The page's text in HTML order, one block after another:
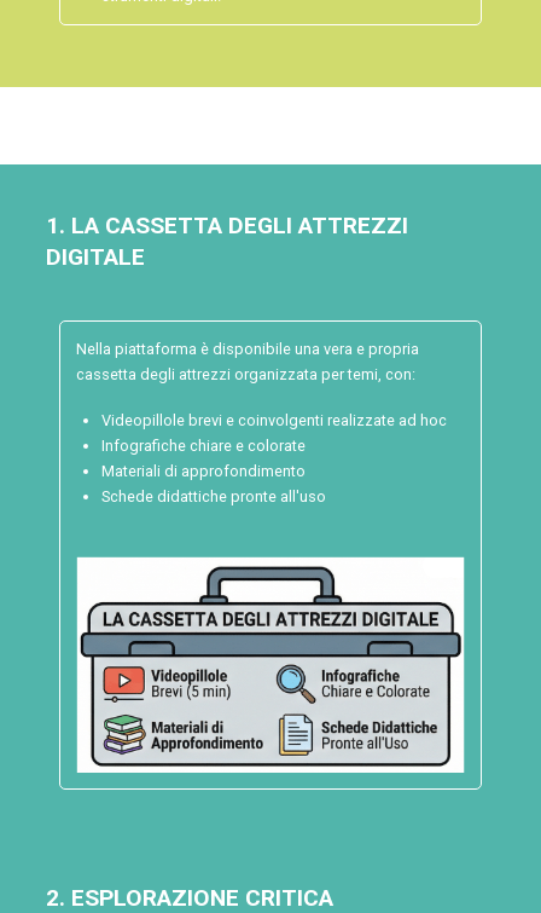
1. LA CASSETTA DEGLI ATTREZZI
DIGITALE
Nella piattaforma è disponibile una vera e propria
cassetta degli attrezzi organizzata per temi, con:
Videopillole brevi e coinvolgenti realizzate ad hoc
Infografiche chiare e colorate
Materiali di approfondimento
Schede didattiche pronte all'uso
2. ESPLORAZIONE CRITICA